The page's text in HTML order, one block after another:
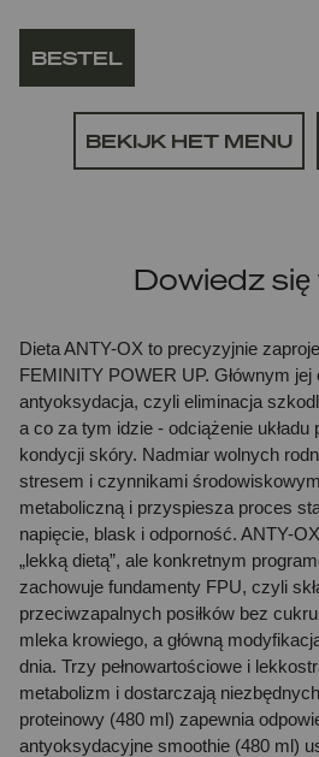
BESTEL
BEKIJK HET MENU
Dowiedz się
Dieta ANTY-OX to precyzyjnie
FEMINITY POWER UP. Głównym
antyoksydacja, czyli eliminacja
a co za tym idzie - odciążenie układu
kondycji skóry. Nadmiar wolnych
stresem i czynnikami
metaboliczną i przyspiesza proces
napięcie, blask i odporność. ANTY-
„lekką dietą”, ale konkretnym
zachowuje fundamenty FPU, czyli
przeciwzapalnych posiłków bez
mleka krowiego, a główną
dnia. Trzy pełnowartościowe i
metabolizm i dostarczają
proteinowy (480 ml) zapewnia
antyoksydacyjne smoothie (480 ml)